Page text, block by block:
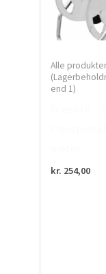
Alle produkter
end 1)
kr. 254,00